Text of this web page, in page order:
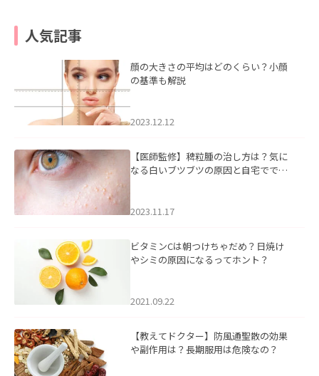
人気記事
顔の大きさの平均はどのくらい？小顔
の基準も解説
2023.12.12
【医師監修】稗粒腫の治し方は？気に
なる白いブツブツの原因と自宅ででき
2023.11.17
ビタミンCは朝つけちゃだめ？日焼け
やシミの原因になるってホント？
2021.09.22
【教えてドクター】防風通聖散の効果
や副作用は？長期服用は危険なの？